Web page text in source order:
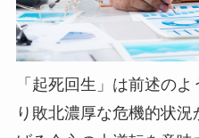
「起死回生」は前述の
り敗北濃厚な危機的状